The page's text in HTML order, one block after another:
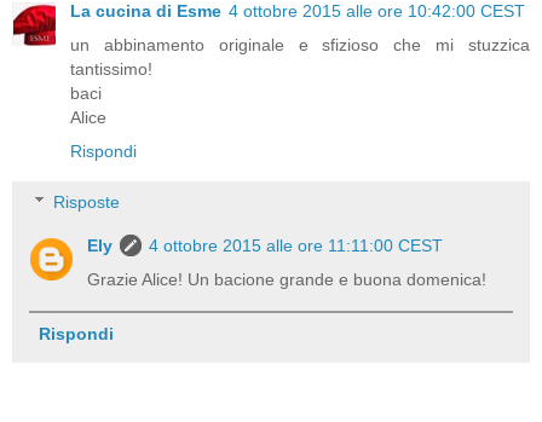
La cucina di Esme 4 ottobre 2015 alle ore 10:42:00 CEST
un abbinamento originale e sfizioso che mi stuzzica
tantissimo!
baci
Alice
Rispondi
Risposte
Ely
4 ottobre 2015 alle ore 11:11:00 CEST
Grazie Alice! Un bacione grande e buona domenica!
Rispondi